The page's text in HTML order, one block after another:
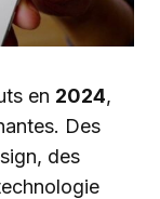
en 2024,
Des
des